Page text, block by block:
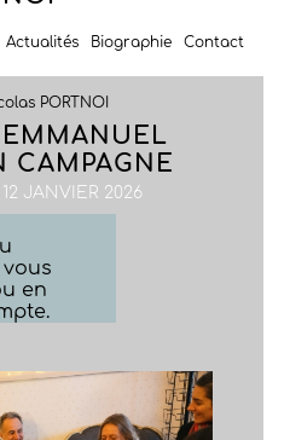
Actualités Biographie Contact
PORTNOI
EMMANUEL
CAMPAGNE
JANVIER 2026
en